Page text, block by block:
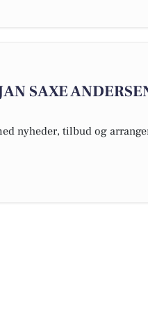
SAXE
nyheder, tilbud og